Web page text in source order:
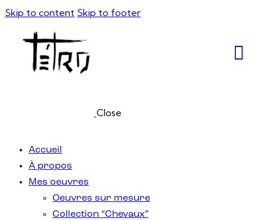
Skip to content Skip to footer
Close
Accueil
À propos
Mes oeuvres
Oeuvres sur mesure
Collection “Chevaux”